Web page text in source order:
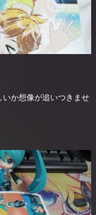
いか想像が追いつきませ